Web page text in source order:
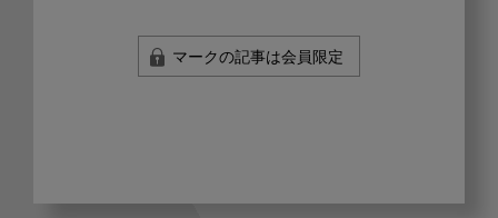
マークの記事は会員限定